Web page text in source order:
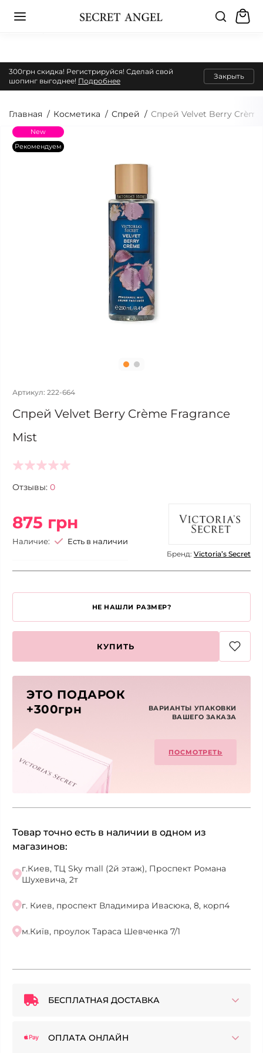
300грн скидка! Регистрируйся! Сделай свой
шопинг выгоднее! Подробнее
Закрыть
Главная Косметика Спрей Спрей Velvet Berry
New
Рекомендуем
Артикул: 222-664
Спрей Velvet Berry Crème Fragrance
Mist
Отзывы: 0
875 грн
Наличие: Есть в наличии
Бренд: Victoria’s Secret
НЕ НАШЛИ РАЗМЕР?
КУПИТЬ
ЭТО ПОДАРОК
+300грн
ВАРИАНТЫ УПАКОВКИ
ВАШЕГО ЗАКАЗА
ПОСМОТРЕТЬ
Товар точно есть в наличии в одном из
магазинов:
г.Киев, ТЦ Sky mall (2й этаж), Проспект Романа
Шухевича, 2т
г. Киев, проспект Владимира Ивасюка, 8, корп4
м.Київ, проулок Тараса Шевченка 7/1
БЕСПЛАТНАЯ ДОСТАВКА
ОПЛАТА ОНЛАЙН